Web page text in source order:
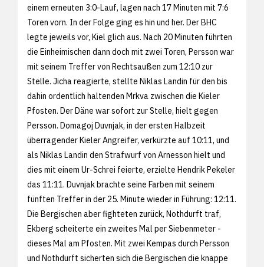
einem erneuten 3:0-Lauf, lagen nach 17 Minuten mit 7:6
Toren vorn. In der Folge ging es hin und her. Der BHC
legte jeweils vor, Kiel glich aus. Nach 20 Minuten führten
die Einheimischen dann doch mit zwei Toren, Persson war
mit seinem Treffer von Rechtsaußen zum 12:10 zur
Stelle. Jicha reagierte, stellte Niklas Landin für den bis
dahin ordentlich haltenden Mrkva zwischen die Kieler
Pfosten. Der Däne war sofort zur Stelle, hielt gegen
Persson. Domagoj Duvnjak, in der ersten Halbzeit
überragender Kieler Angreifer, verkürzte auf 10:11, und
als Niklas Landin den Strafwurf von Arnesson hielt und
dies mit einem Ur-Schrei feierte, erzielte Hendrik Pekeler
das 11:11. Duvnjak brachte seine Farben mit seinem
fünften Treffer in der 25. Minute wieder in Führung: 12:11.
Die Bergischen aber fighteten zurück, Nothdurft traf,
Ekberg scheiterte ein zweites Mal per Siebenmeter -
dieses Mal am Pfosten. Mit zwei Kempas durch Persson
und Nothdurft sicherten sich die Bergischen die knappe